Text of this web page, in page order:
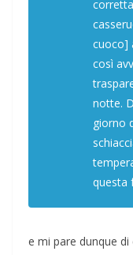
cuoco]
così
notte.
giorno
questa
e mi pare dunque